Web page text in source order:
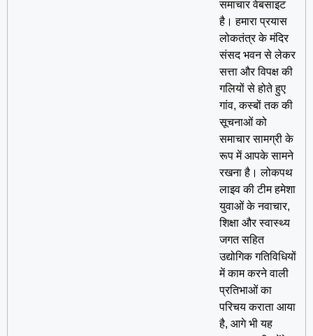
समाचार वेबसाइट
है। हमारा प्रयास
लोकतंत्र के मंदिर
संसद भवन से लेकर
सत्ता और विपक्ष की
गलियों से होते हुए
गांव, कस्बों तक की
सूचनाओं को
समाचार सामग्री के
रूप में आपके सामने
रखना है। लोकपथ
लाइव की टीम हमेशा
युवाओं के नवाचार,
शिक्षा और स्वास्थ्य
जगत सहित
उद्योगिक गतिविधियों
में काम करने वाली
प्रतिभाओं का
परिचय कराता आया
है, आगे भी यह